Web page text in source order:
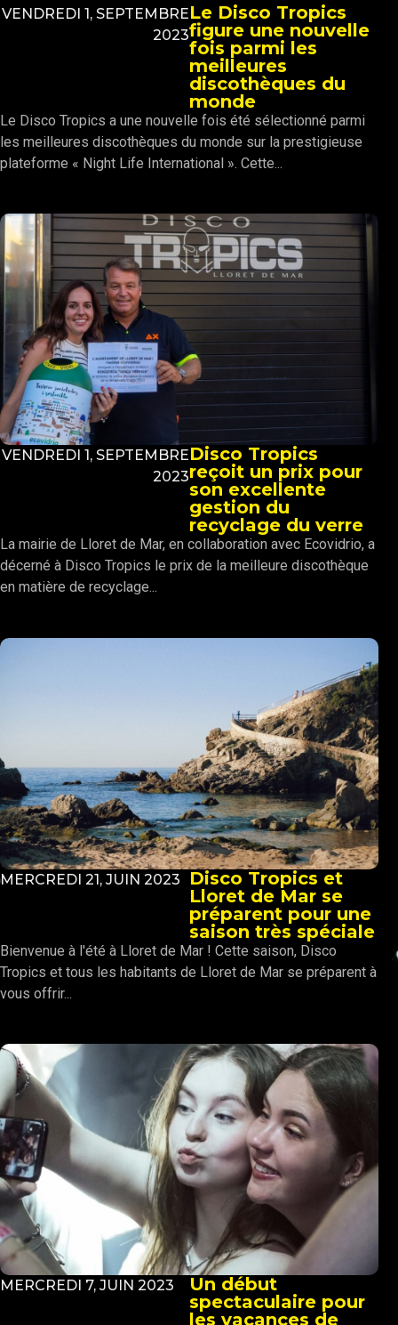
VENDREDI 1, SEPTEMBRE
2023
Le Disco Tropics
figure une nouvelle
fois parmi les
meilleures
discothèques du
monde
Le Disco Tropics a une nouvelle fois été sélectionné parmi
les meilleures discothèques du monde sur la prestigieuse
plateforme « Night Life International ». Cette...
VENDREDI 1, SEPTEMBRE
2023
Disco Tropics
reçoit un prix pour
son excellente
gestion du
recyclage du verre
La mairie de Lloret de Mar, en collaboration avec Ecovidrio, a
décerné à Disco Tropics le prix de la meilleure discothèque
en matière de recyclage...
MERCREDI 21, JUIN 2023
Disco Tropics et
Lloret de Mar se
préparent pour une
saison très spéciale
Bienvenue à l'été à Lloret de Mar ! Cette saison, Disco
Tropics et tous les habitants de Lloret de Mar se préparent à
vous offrir...
MERCREDI 7, JUIN 2023
Un début
spectaculaire pour
les vacances de